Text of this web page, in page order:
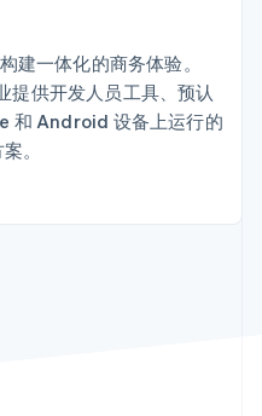
伴
建一体化的商务体验。
供开发人员工具、预认
和 Android 设备上运行的
。